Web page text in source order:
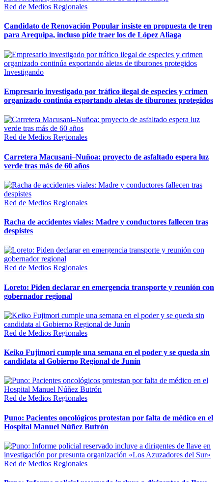
Red de Medios Regionales
Candidato de Renovación Popular insiste en propuesta de tren
para Arequipa, incluso pide traer los de López Aliaga
Investigando
Empresario investigado por tráfico ilegal de especies y crimen
organizado continúa exportando aletas de tiburones protegidos
Red de Medios Regionales
Carretera Macusani–Nuñoa: proyecto de asfaltado espera luz
verde tras más de 60 años
Red de Medios Regionales
Racha de accidentes viales: Madre y conductores fallecen tras
despistes
Red de Medios Regionales
Loreto: Piden declarar en emergencia transporte y reunión con
gobernador regional
Red de Medios Regionales
Keiko Fujimori cumple una semana en el poder y se queda sin
candidata al Gobierno Regional de Junín
Red de Medios Regionales
Puno: Pacientes oncológicos protestan por falta de médico en el
Hospital Manuel Núñez Butrón
Red de Medios Regionales